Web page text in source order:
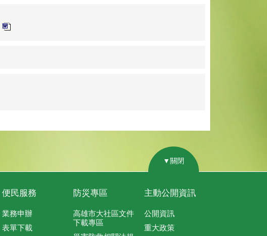
▼關閉
便民服務
業務申辦
表單下載
防災專區
高雄市大社區文件
下載專區
主動公開資訊
公開資訊
重大政策